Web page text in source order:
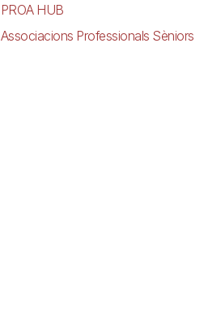
PROA HUB
Associacions Professionals Sèniors